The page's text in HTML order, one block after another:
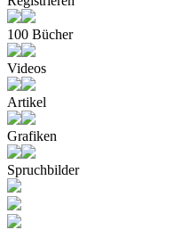
100 Bücher
Videos
Artikel
Grafiken
Spruchbilder